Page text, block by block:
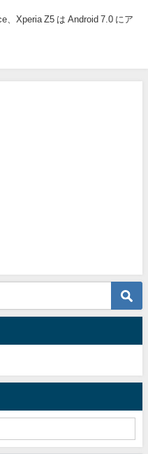
、Xperia Z5 は Android 7.0 にア